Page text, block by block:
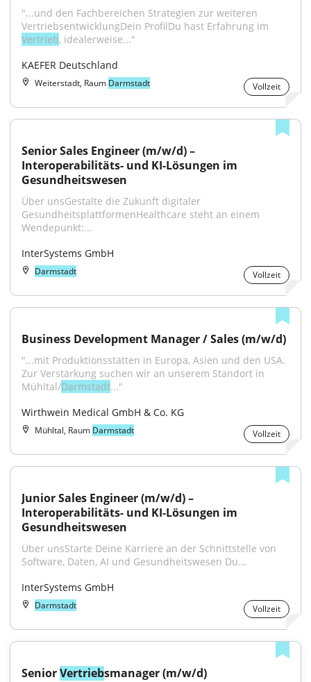
"...und den Fachbereichen Strategien zur weiteren
Vertrieb, idealerweise..."
KAEFER Deutschland
Weiterstadt, Raum Darmstadt Vollzeit
Senior Sales Engineer (m/w/d) –
Interoperabilitäts- und KI-Lösungen im
Gesundheitswesen
Über unsGestalte die Zukunft digitaler
GesundheitsplattformenHealthcare steht an einem
Wendepunkt:...
InterSystems GmbH
Darmstadt Vollzeit
Business Development Manager / Sales (m/w/d)
"...mit Produktionsstätten in Europa, Asien und den USA.
Zur Verstärkung suchen wir an unserem Standort in
Mühltal/Darmstadt..."
Wirthwein Medical GmbH & Co. KG
Mühltal, Raum Darmstadt Vollzeit
Junior Sales Engineer (m/w/d) –
Interoperabilitäts- und KI-Lösungen im
Gesundheitswesen
Über unsStarte Deine Karriere an der Schnittstelle von
Software, Daten, AI und Gesundheitswesen Du...
InterSystems GmbH
Darmstadt Vollzeit
Senior Vertriebsmanager (m/w/d)